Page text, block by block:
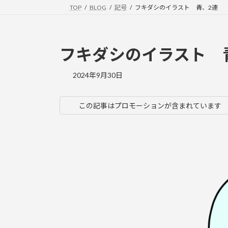
TOP BLOG 記号 フキダシのイラスト 青、2連
フキダシのイラスト
2024年9月30日
この記事はプロモーションが含まれています